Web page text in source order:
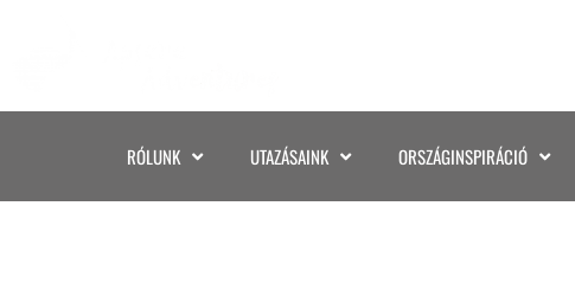
RÓLUNK UTAZÁSAINK ORSZÁGINSPIRÁCIÓ